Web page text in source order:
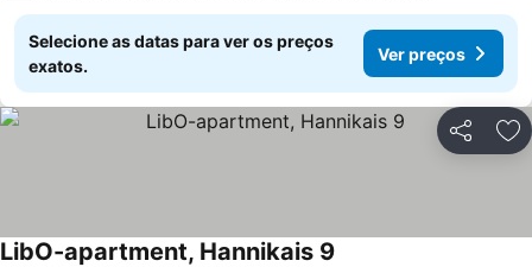
Selecione as datas para ver os preços
exatos.
Ver preços
Partilhar
LibO-apartment, Hannikais 9